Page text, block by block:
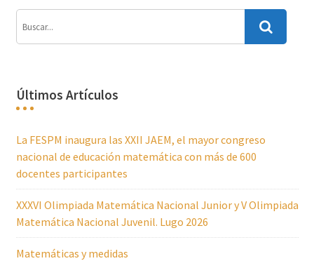
Últimos Artículos
La FESPM inaugura las XXII JAEM, el mayor congreso
nacional de educación matemática con más de 600
docentes participantes
XXXVI Olimpiada Matemática Nacional Junior y V Olimpiada
Matemática Nacional Juvenil. Lugo 2026
Matemáticas y medidas